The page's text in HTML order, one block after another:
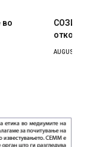
генералите